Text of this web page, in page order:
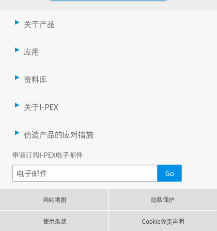
关于产品
应用
资料库
关于I-PEX
仿造产品的应对措施
申请订阅I-PEX电子邮件
网站地图 隐私保护
使用条款 Cookie免责声明